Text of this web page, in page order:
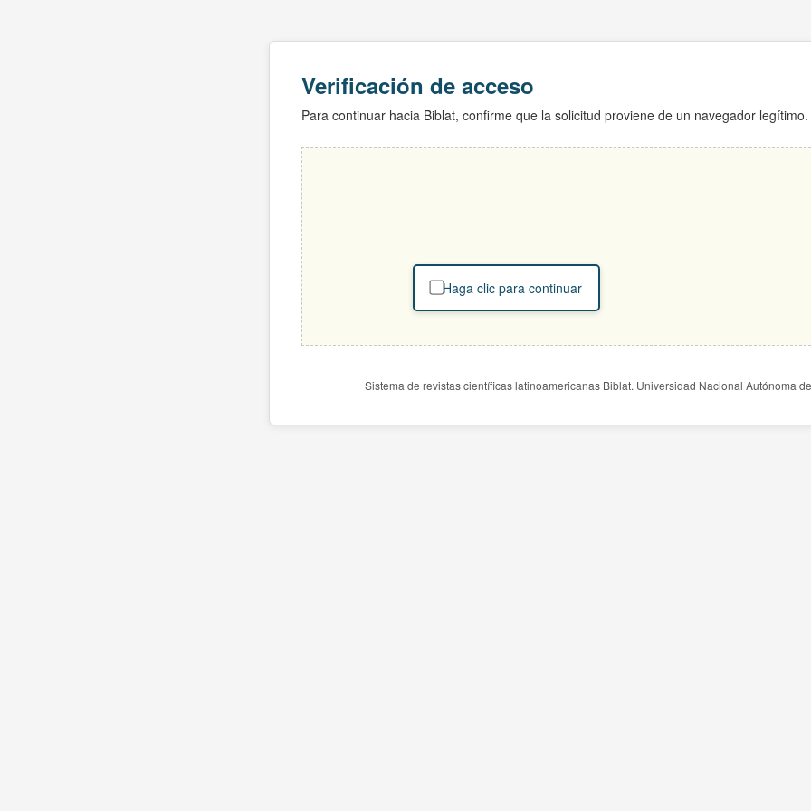
Verificación de acceso
Para continuar hacia Biblat, confirme que la solicitud proviene de un navegador legítimo.
Haga clic para continuar
Sistema de revistas científicas latinoamericanas Biblat. Universidad Nacional Autónoma